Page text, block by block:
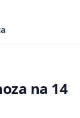
na 14